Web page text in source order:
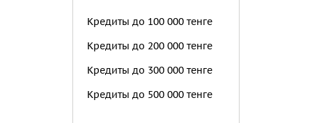
Кредиты до 100 000 тенге
Кредиты до 200 000 тенге
Кредиты до 300 000 тенге
Кредиты до 500 000 тенге